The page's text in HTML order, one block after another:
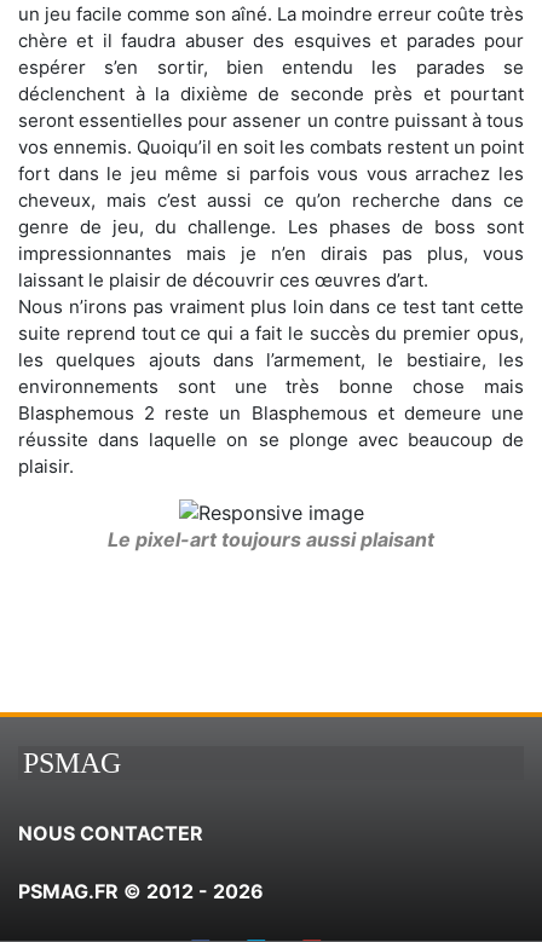
un jeu facile comme son aîné. La moindre erreur coûte très
chère et il faudra abuser des esquives et parades pour
espérer s’en sortir, bien entendu les parades se
déclenchent à la dixième de seconde près et pourtant
seront essentielles pour assener un contre puissant à tous
vos ennemis. Quoiqu’il en soit les combats restent un point
fort dans le jeu même si parfois vous vous arrachez les
cheveux, mais c’est aussi ce qu’on recherche dans ce
genre de jeu, du challenge. Les phases de boss sont
impressionnantes mais je n’en dirais pas plus, vous
laissant le plaisir de découvrir ces œuvres d’art.
Nous n’irons pas vraiment plus loin dans ce test tant cette
suite reprend tout ce qui a fait le succès du premier opus,
les quelques ajouts dans l’armement, le bestiaire, les
environnements sont une très bonne chose mais
Blasphemous 2 reste un Blasphemous et demeure une
réussite dans laquelle on se plonge avec beaucoup de
plaisir.
Le pixel-art toujours aussi plaisant
PSMAG
NOUS CONTACTER
PSMAG.FR © 2012 - 2026